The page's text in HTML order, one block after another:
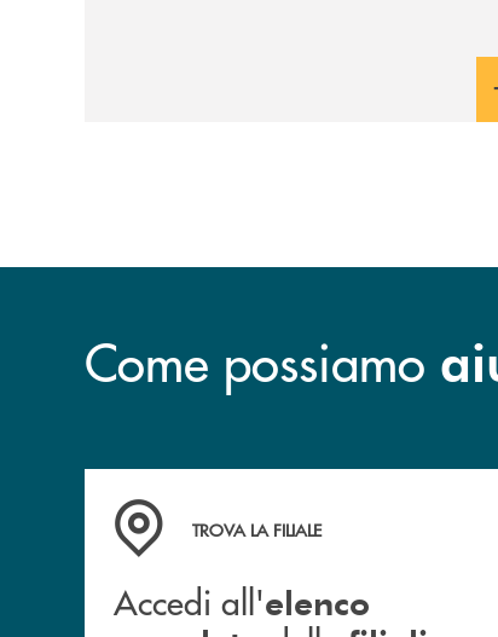
Come possiamo
Accedi all' elenco completo delle filiali .
TROVA LA FILIALE
Accedi all'elenco